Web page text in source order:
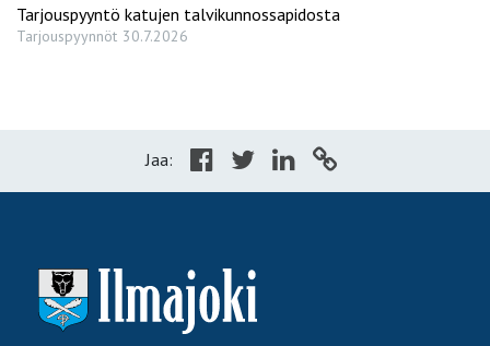
Tarjouspyyntö katujen talvikunnossapidosta
Tarjouspyynnöt 30.7.2026
Jaa: